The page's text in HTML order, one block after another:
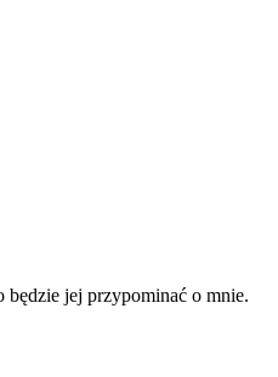
będzie jej przypominać o mnie.